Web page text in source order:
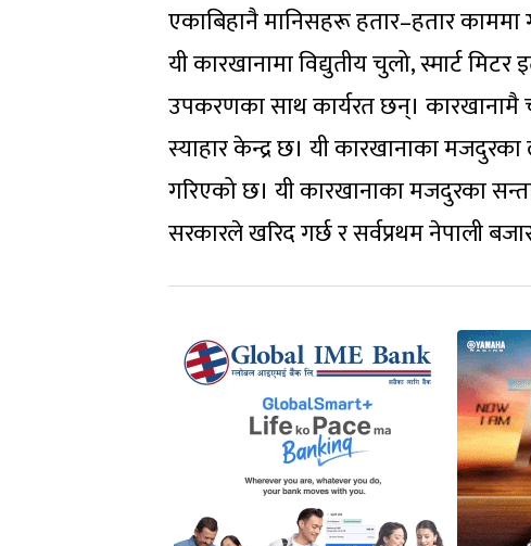
एकाबिहानै मानिसहरू हतार–हतार
यी कारखानामा विद्युतीय चुलो, स्मार्ट
उपकरणका साथ कार्यरत छन्।
स्याहार केन्द्र छ। यी कारखानाका
गरिएको छ। यी कारखानाका मजदुरका
सरकारले खरिद गर्छ र सर्वप्रथम नेपाली